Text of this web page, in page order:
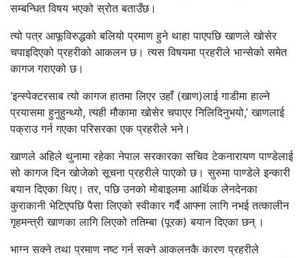
सम्बन्धित विषय भएको स्रोत बताउँछ।
त्यो पत्र आफूविरुद्धको बलियो प्रमाण हुने थाहा पाएपछि खाणले खोसेर
चपाइदिएको प्रहरीको आकलन छ। त्यस विषयमा प्रहरीले भान्सेको समेत
कागज गराएको छ।
‘इन्स्पेक्टरसाब त्यो कागज हातमा लिएर उहाँ (खाण)लाई गाडीमा हाल्ने
प्रयासमा हुनुहुन्थ्यो, त्यही मौकामा खोसेर चपाएर निलिदिनुभयो,’ खाणलाई
पक्राउ गर्न गएका परिसरका एक प्रहरीले भने।
खाणले अहिले थुनामा रहेका नेपाल सरकारका सचिव टेकनारायण पाण्डेलाई
सो कागज दिन खोजेको सूचना प्रहरीले पाएको छ। सुरुमा पाण्डेले इन्कारी
बयान दिएका थिए। तर, पछि उनको मोबाइलमा आर्थिक लेनदेनका
कुराकानी भेटिएपछि पैसा लिएको स्वीकार गर्दै आफ्ना लागि नभई तत्कालीन
गृहमन्त्री खाणका लागि लिएको ततिम्बा (पूरक) बयान दिएका छन् ।
भाग्न सक्ने तथा प्रमाण नष्ट गर्न सक्ने आकलनकै कारण प्रहरीले